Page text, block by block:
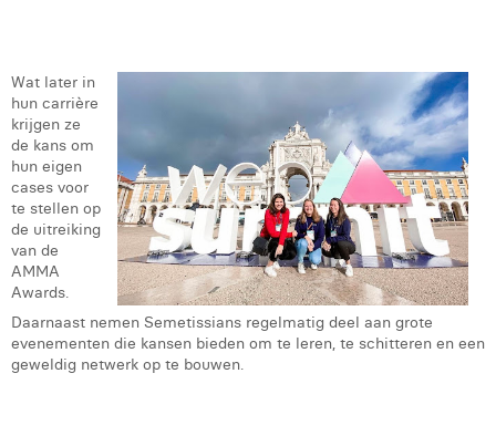
Wat later in
hun carrière
krijgen ze
de kans om
hun eigen
cases voor
te stellen op
de uitreiking
van de
AMMA
Awards.
Daarnaast nemen Semetissians regelmatig deel aan grote
evenementen die kansen bieden om te leren, te schitteren en een
geweldig netwerk op te bouwen.